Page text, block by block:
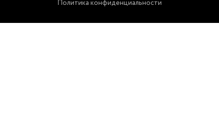
Политика конфиденциальности